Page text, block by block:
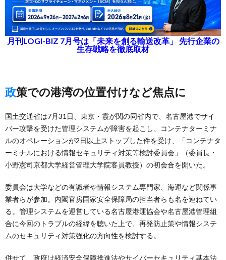
月刊LOGI-BIZ 7月号は「未来を創る輸送改革」 先行企業の
生存戦略を徹底取材
政策での港湾の位置付けなど焦点に
国土交通省は7月31日、東京・霞が関の同省内で、名古屋港でサイ
バー攻撃を受けた管理システムが障害を起こし、コンテナターミナ
ルのオペレーションが2日以上ストップした件を受け、「コンテナタ
ーミナルにおける情報セキュリティ対策等検討委員会」（委員長・
小野憲司京都大学経営管理大学院客員教授）の初会合を開いた。
委員会は大学などの有識者や情報システム専門家、海運など関係事
業者らが参加。内閣官房国家安全保障局の担当者らも名を連ねてい
る。管理システムを運営している名古屋港運協会や名古屋港管理組
合に今回のトラブルの経緯を聴いた上で、再発防止策や情報システ
ムのセキュリティ対策強化の方向性を検討する。
併せて、政府は経済安全保障推進法やサイバーセキュリティ基本法